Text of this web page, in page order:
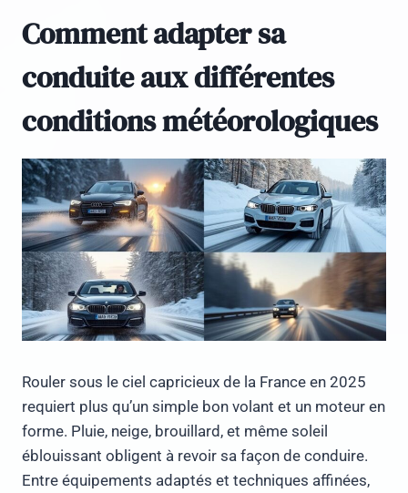
Comment adapter sa
conduite aux différentes
conditions météorologiques
Rouler sous le ciel capricieux de la France en 2025
requiert plus qu’un simple bon volant et un moteur en
forme. Pluie, neige, brouillard, et même soleil
éblouissant obligent à revoir sa façon de conduire.
Entre équipements adaptés et techniques affinées,